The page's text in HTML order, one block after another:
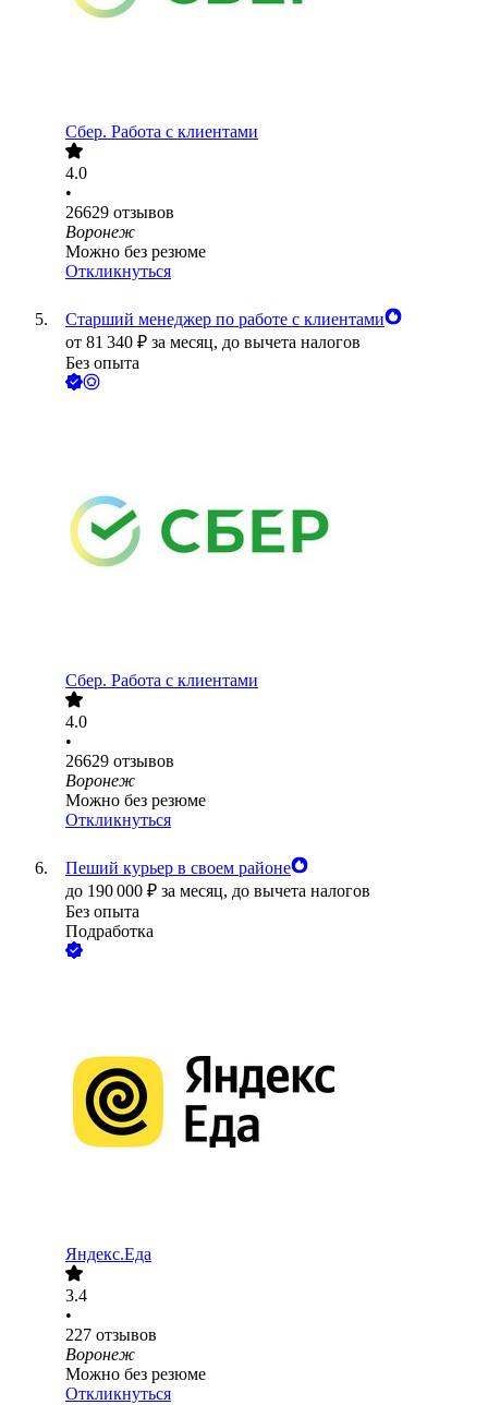
Сбер. Работа с клиентами
4.0
•
26629 отзывов
Воронеж
Можно без резюме
Откликнуться
Старший менеджер по работе с клиентами
от 81 340 ₽ за месяц, до вычета налогов
Без опыта
Сбер. Работа с клиентами
4.0
•
26629 отзывов
Воронеж
Можно без резюме
Откликнуться
Пеший курьер в своем районе
до 190 000 ₽ за месяц, до вычета налогов
Без опыта
Подработка
Яндекс.Еда
3.4
•
227 отзывов
Воронеж
Можно без резюме
Откликнуться